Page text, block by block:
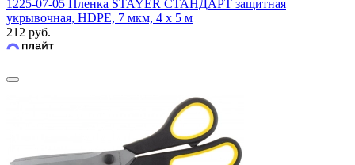
1225-07-05 Пленка STAYER СТАНДАРТ защитная
укрывочная, HDPE, 7 мкм, 4 х 5 м
212 руб.